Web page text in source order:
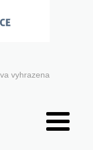
vyhrazena